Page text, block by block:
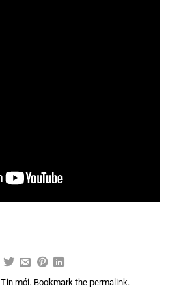
Tin mới. Bookmark the permalink.